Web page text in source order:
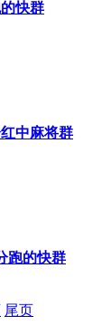
快群
中麻将群
跑的快群
尾页